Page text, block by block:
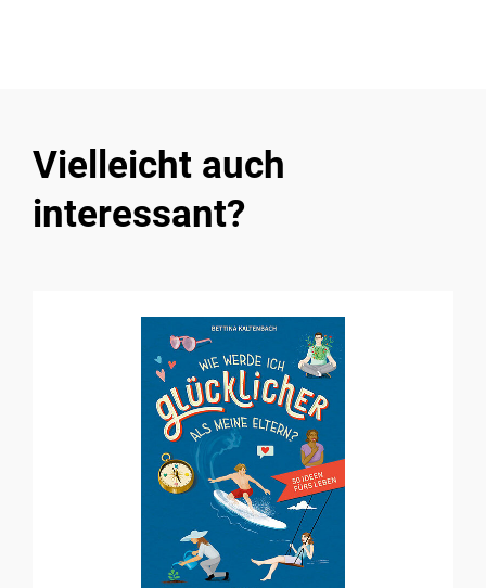
Vielleicht auch
interessant?